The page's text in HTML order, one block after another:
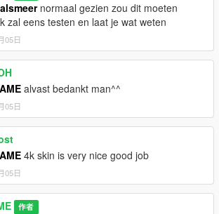
normaal gezien zou dit moeten
zal eens testen en laat je wat weten
05日
alvast bedankt man^^
05日
4k skin is very nice good job
05日
作者